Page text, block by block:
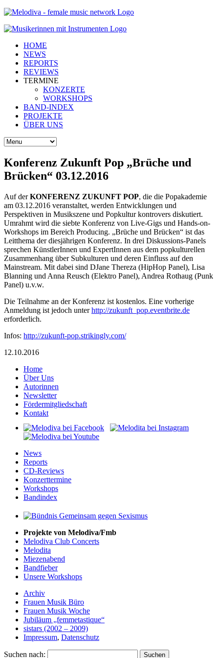
HOME
NEWS
REPORTS
REVIEWS
TERMINE
KONZERTE
WORKSHOPS
BAND-INDEX
PROJEKTE
ÜBER UNS
Konferenz Zukunft Pop „Brüche und
Brücken“ 03.12.2016
Auf derKONFERENZ ZUKUNFT POP, die die Popakademie
am 03.12.2016 veranstaltet, werden Entwicklungen und
Perspektiven in Musikszene und Popkultur kontrovers diskutiert.
Umrahmt wird die siebte Konferenz von Live-Gigs und Hands-on-
Workshops im Bereich Producing. „Brüche und Brücken“ ist das
Leitthema der diesjährigen Konferenz. In drei Diskussions-Panels
sprechen KünstlerInnen und ExpertInnen aus dem popkulturellen
Zusammenhang über Subkulturen und deren Einfluss auf den
Mainstream. Mit dabei sind DJane Thereza (HipHop Panel), Lisa
Blanning und Anna Reusch (Elektro Panel), Andrea Rothaug (Punk
Panel) u.v.w.
Die Teilnahme an der Konferenz ist kostenlos. Eine vorherige
Anmeldung ist jedoch unterhttp://zukunft_pop.eventbrite.de
erforderlich.
Infos: http://zukunft-pop.strikingly.com/
12.10.2016
Home
Über Uns
Autorinnen
Newsletter
Fördermitgliedschaft
Kontakt
News
Reports
CD-Reviews
Konzerttermine
Workshops
Bandindex
Projekte von Melodiva/Fmb
Melodiva Club Concerts
Melodita
Miezenabend
Bandfieber
Unsere Workshops
Archiv
Frauen Musik Büro
Frauen Musik Woche
Jubiläum „femmetastique“
sistars (2002 – 2009)
Impressum, Datenschutz
Suchen nach: